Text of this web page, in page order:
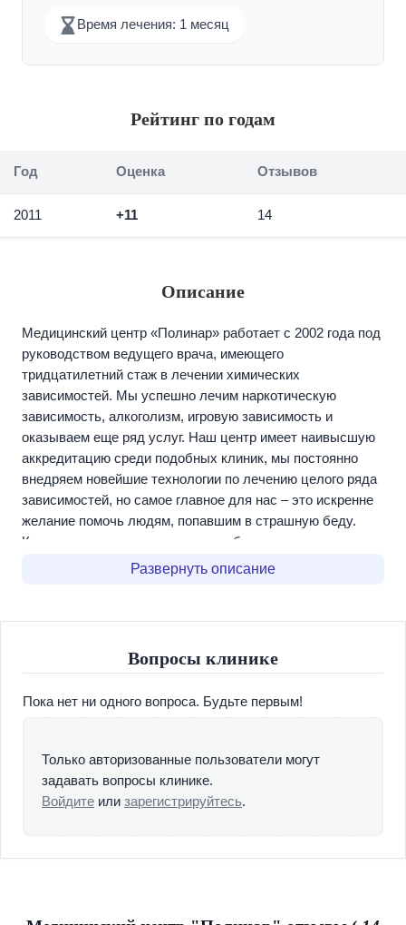
Время лечения: 1 месяц
Рейтинг по годам
Год Оценка Отзывов
2011 +11 14
Описание
Медицинский центр «Полинар» работает с 2002 года под
руководством ведущего врача, имеющего
тридцатилетний стаж в лечении химических
зависимостей. Мы успешно лечим наркотическую
зависимость, алкоголизм, игровую зависимость и
оказываем еще ряд услуг. Наш центр имеет наивысшую
аккредитацию среди подобных клиник, мы постоянно
внедряем новейшие технологии по лечению целого ряда
зависимостей, но самое главное для нас – это искренне
желание помочь людям, попавшим в страшную беду.
Каждая программа лечения разрабатывается
персонально для каждого пациента с учетом стажа
возможно как стационарное, так и амбулаторное. Наша
бригада высококвалифицированных врачей, всегда
Медицинский центр «Полинар» - это не только
стремиться снова почувствовать вкус и радость
здорового образа жизни.
Развернуть описание
Вопросы клинике
Пока нет ни одного вопроса. Будьте первым!
Только авторизованные пользователи могут
задавать вопросы клинике.
Войдите или зарегистрируйтесь.